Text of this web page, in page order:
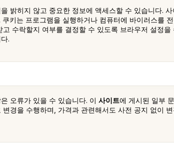
밝히지 않고 중요한 정보에 액세스할 수 있습니다.
키는 프로그램을 실행하거나 컴퓨터에 바이러스를
수락할지 여부를 결정할 수 있도록 브라우저 설정
.
오류가 있을 수 있습니다. 이 사이트에 게시된 일부
경을 수행하며, 가격과 관련해서도 사전 공지 없이